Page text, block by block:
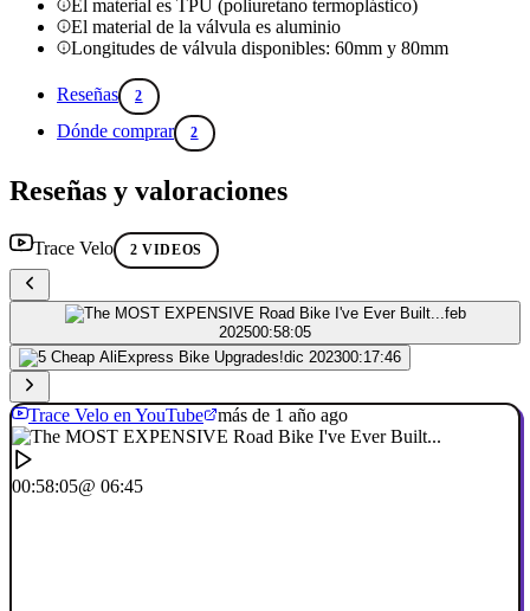
El material es TPU (poliuretano termoplástico)
El material de la válvula es aluminio
Longitudes de válvula disponibles: 60mm y 80mm
Reseñas 2
Dónde comprar 2
Reseñas y valoraciones
Trace Velo 2 VIDEOS
feb
202500:58:05
dic 202300:17:46
Trace Velo en YouTube más de 1 año ago
00:58:05@ 06:45